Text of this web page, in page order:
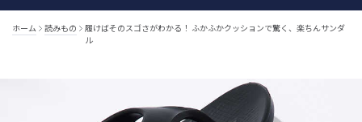
ホーム 読みもの
履けばそのスゴさがわかる！ ふかふかクッションで驚く、楽ちんサンダ
ル